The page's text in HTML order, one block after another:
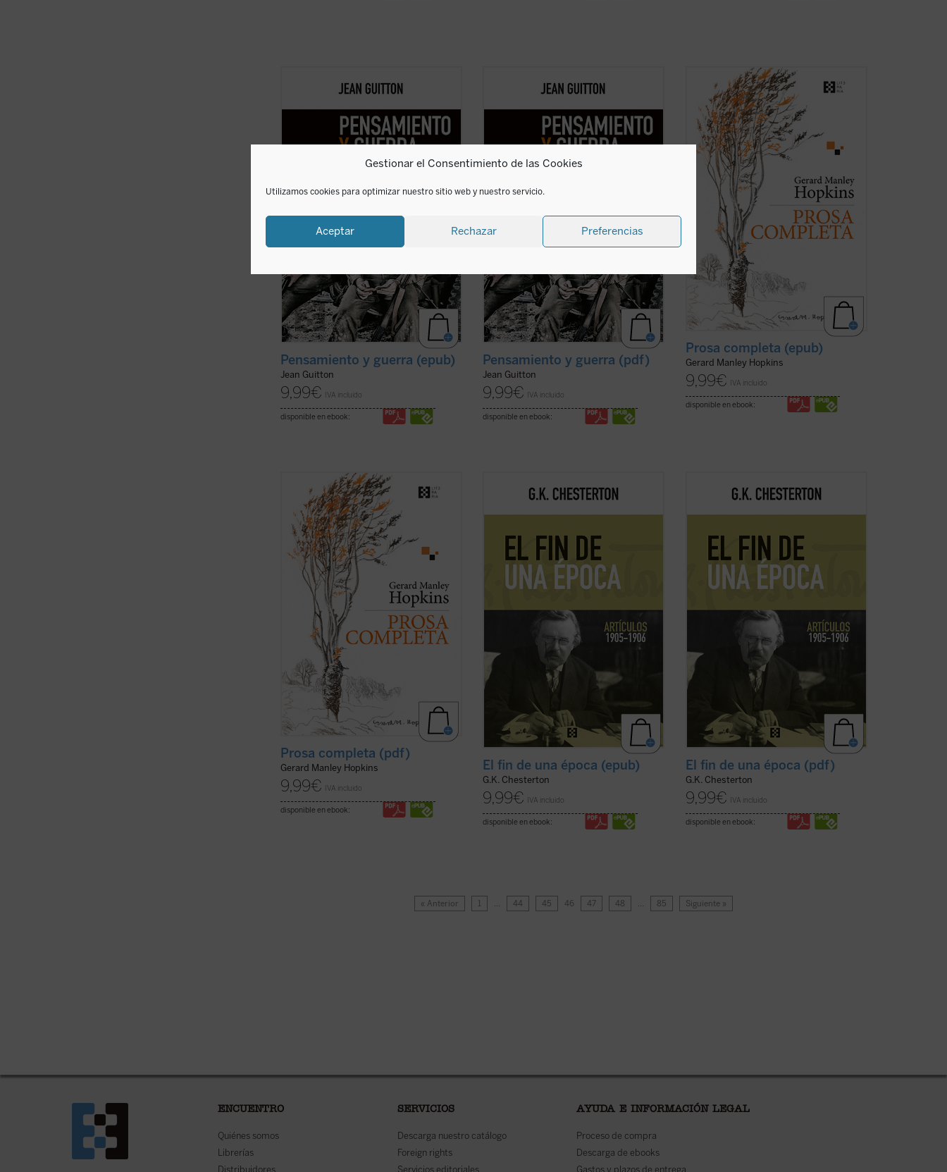
Gestionar el Consentimiento de las Cookies
Utilizamos cookies para optimizar nuestro sitio web y nuestro servicio.
Aceptar Rechazar Preferencias
A lo largo de estos textos, reeditados
profesores de la Escuela de Guerra de
Francia, Guitton evidencia la estrecha
vinculación entre el pensamiento
Pensamiento y guerra (epub)
Jean Guitton
9,99€ IVA incluido
disponible en ebook:
A lo largo de estos textos, reeditados
profesores de la Escuela de Guerra de
Francia, Guitton evidencia la estrecha
vinculación entre el pensamiento
las ...(ver ficha)
Pensamiento y guerra (pdf)
Jean Guitton
9,99€ IVA incluido
disponible en ebook:
Se publica por primera vez en castellano,
de la mano del filólogo, escritor y
traductor Gabriel Insausti la obra
completa en prosa --a excepción de
algún texto menor-- del poeta inglés
Gerard Manley Hopkins (1844-1889).
Ejemplo claro del ...
(ver ficha)
Prosa completa (epub)
Gerard Manley Hopkins
9,99€ IVA incluido
disponible en ebook:
Se publica por primera vez en castellano,
de la mano del filólogo, escritor y
traductor Gabriel Insausti la obra
completa en prosa --a excepción de
algún texto menor-- del poeta inglés
Gerard Manley Hopkins (1844-1889).
Ejemplo claro del ...
(ver ficha)
Prosa completa (pdf)
Gerard Manley Hopkins
9,99€ IVA incluido
disponible en ebook:
Este volumen, realizado en colaboración
San Pablo CEU, es el primero de una
lectores, en estos tiempos de
desconcierto y asfixia, el vigor y la
cordura ...
(ver ficha)
El fin de una época (epub)
G.K. Chesterton
9,99€ IVA incluido
disponible en ebook:
Este volumen, realizado en colaboración
San Pablo CEU, es el primero de una
lectores, en estos tiempos de
desconcierto y asfixia, el vigor y la
cordura ...
(ver ficha)
El fin de una época (pdf)
G.K. Chesterton
9,99€ IVA incluido
disponible en ebook:
« Anterior 1 … 44 45 46 47 48 … 85 Siguiente »
ENCUENTRO
Quiénes somos
Librerías
Distribuidores
SERVICIOS
Descarga nuestro catálogo
Foreign rights
Servicios editoriales
AYUDA E INFORMACIÓN LEGAL
Proceso de compra
Descarga de ebooks
Gastos y plazos de entrega